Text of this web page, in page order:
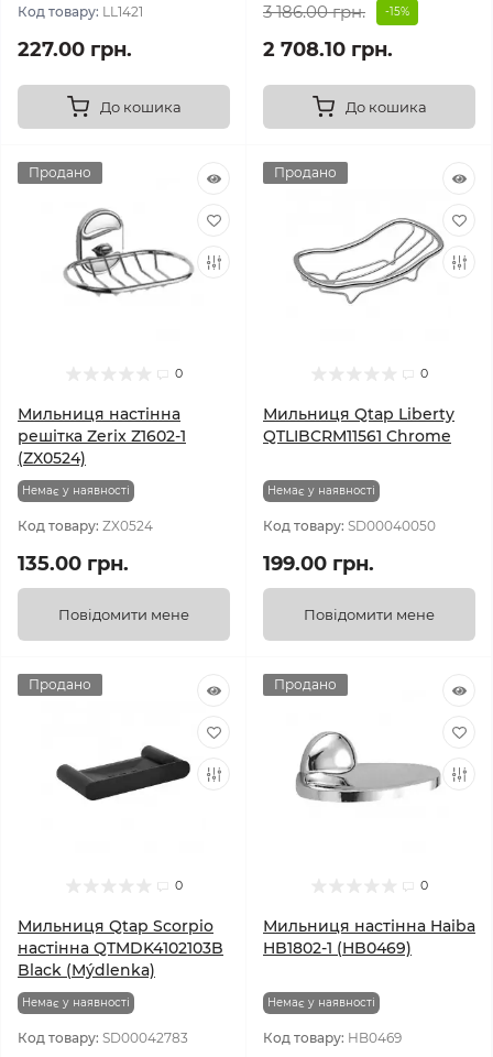
Код товару: LL1421
227.00 грн.
До кошика
3 186.00 грн. -15%
2 708.10 грн.
До кошика
Продано
0
Мильниця настінна
решітка Zerix Z1602-1
(ZX0524)
Немає у наявності
Код товару: ZX0524
135.00 грн.
Повідомити мене
Продано
0
Мильниця Qtap Liberty
QTLIBCRM11561 Chrome
Немає у наявності
Код товару: SD00040050
199.00 грн.
Повідомити мене
Продано
0
Мильниця Qtap Scorpio
настінна QTMDK4102103B
Black (Mýdlenka)
Немає у наявності
Код товару: SD00042783
Продано
0
Мильниця настінна Haiba
HB1802-1 (HB0469)
Немає у наявності
Код товару: HB0469